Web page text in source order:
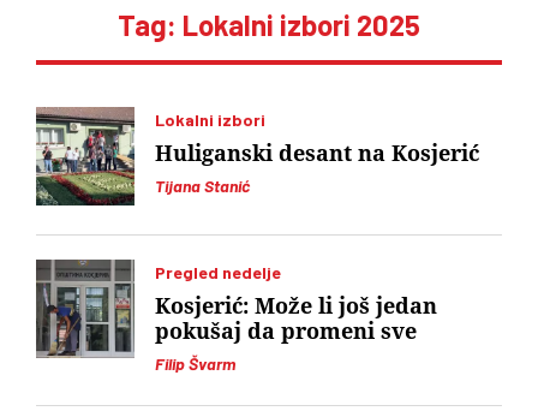
Tag: Lokalni izbori 2025
Lokalni izbori
Tijana Stanić
Huliganski desant na Kosjerić
Pregled nedelje
Filip Švarm
Kosjerić: Može li još jedan
pokušaj da promeni sve